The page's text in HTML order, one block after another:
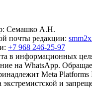
Семашко А.Н.
почты редакции:
+7 968 246-25-97
в информационных
на WhatsApp.
Meta Platforms
экстремистской и